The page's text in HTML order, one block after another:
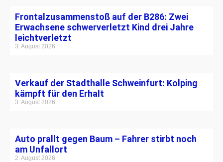
Frontalzusammenstoß auf der B286: Zwei
Erwachsene schwerverletzt Kind drei Jahre
leichtverletzt
3. August 2026
Verkauf der Stadthalle Schweinfurt: Kolping
kämpft für den Erhalt
3. August 2026
Auto prallt gegen Baum – Fahrer stirbt noch
am Unfallort
2. August 2026